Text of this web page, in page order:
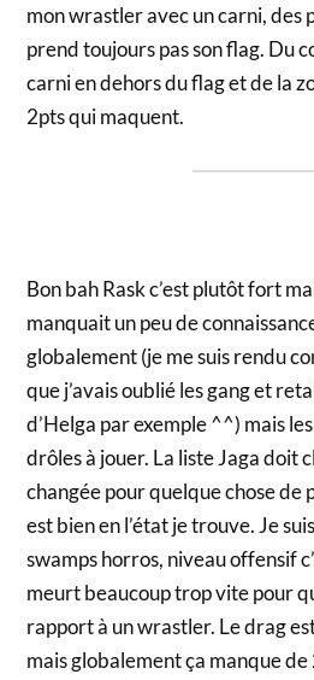
mon wrastler avec un carni, des
prend toujours pas son flag. Du
carni en dehors du flag et de la
2pts qui maquent.
Bon bah Rask c’est plutôt fort
manquait un peu de
globalement (je me suis rendu
que j’avais oublié les gang et
d’Helga par exemple ^^) mais
drôles à jouer. La liste Jaga doit
changée pour quelque chose de
est bien en l’état je trouve. Je
swamps horros, niveau offensif
meurt beaucoup trop vite pour
rapport à un wrastler. Le drag
mais globalement ça manque